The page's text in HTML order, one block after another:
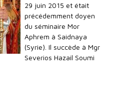
29 juin 2015 et était
précédemment doyen
du séminaire Mor
Aphrem à Saidnaya
(Syrie). Il succède à Mgr
Severios Hazail Soumi